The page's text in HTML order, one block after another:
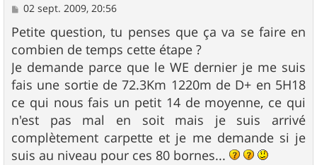
M
s
s
a
g
e
02 sept. 2009, 20:56
Petite question, tu penses que ça va se faire en
combien de temps cette étape ?
Je demande parce que le WE dernier je me suis
fais une sortie de 72.3Km 1220m de D+ en 5H18
ce qui nous fais un petit 14 de moyenne, ce qui
n'est pas mal en soit mais je suis arrivé
complètement carpette et je me demande si je
suis au niveau pour ces 80 bornes...